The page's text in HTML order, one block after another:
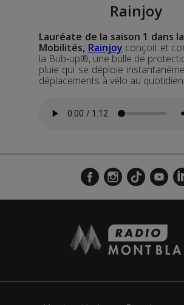
Rainjoy
Lauréate de la saison 1 dans
Mobilités, Rainjoy conçoit et
la Bub-up®, une bulle de
pluie qui se déploie
déplacements à vélo au quotidien.